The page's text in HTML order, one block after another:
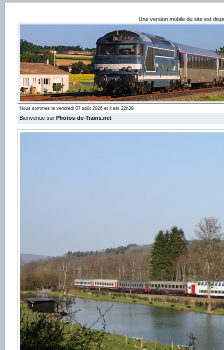
Une version mobile du site est
Nous sommes le vendredi 07 août 2026 et il est 22h39
Bienvenue sur Photos-de-Trains.net